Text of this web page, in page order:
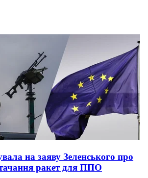
на заяву Зеленського про
ракет для ППО